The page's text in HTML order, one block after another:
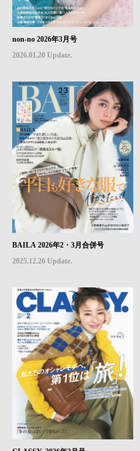
non-no 2026年3月号
2026.01.20 Update.
BAILA 2026年2・3月合併号
2025.12.26 Update.